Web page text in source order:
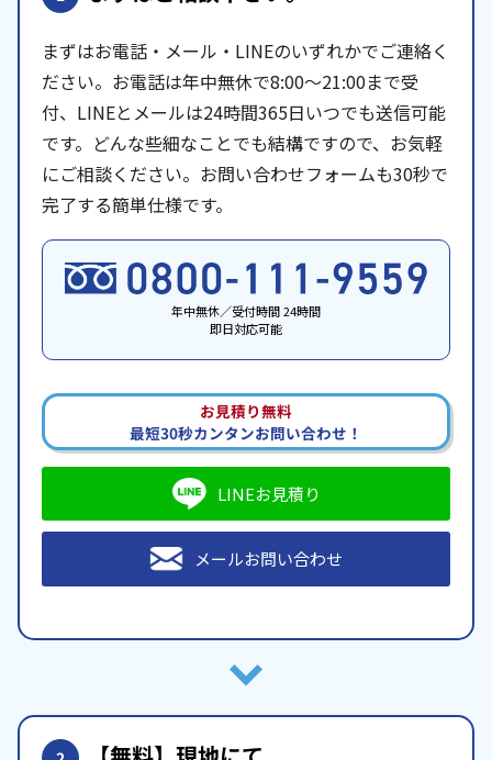
まずはお電話・メール・LINEのいずれかでご連絡く
ださい。お電話は年中無休で8:00〜21:00まで受
付、LINEとメールは24時間365日いつでも送信可能
です。どんな些細なことでも結構ですので、お気軽
にご相談ください。お問い合わせフォームも30秒で
完了する簡単仕様です。
年中無休／受付時間 24時間
即日対応可能
お見積り無料
最短30秒カンタンお問い合わせ！
LINEお見積り
メールお問い合わせ